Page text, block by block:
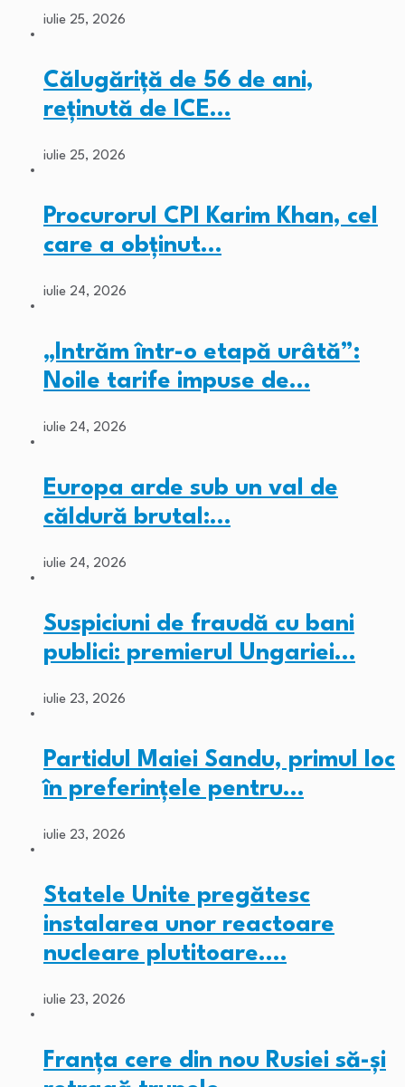
iulie 25, 2026
Călugăriță de 56 de ani,
reținută de ICE…
iulie 25, 2026
Procurorul CPI Karim Khan, cel
care a obținut…
iulie 24, 2026
„Intrăm într-o etapă urâtă”:
Noile tarife impuse de…
iulie 24, 2026
Europa arde sub un val de
căldură brutal:…
iulie 24, 2026
Suspiciuni de fraudă cu bani
publici: premierul Ungariei…
iulie 23, 2026
Partidul Maiei Sandu, primul loc
în preferințele pentru…
iulie 23, 2026
Statele Unite pregătesc
instalarea unor reactoare
nucleare plutitoare.…
iulie 23, 2026
Franța cere din nou Rusiei să-și